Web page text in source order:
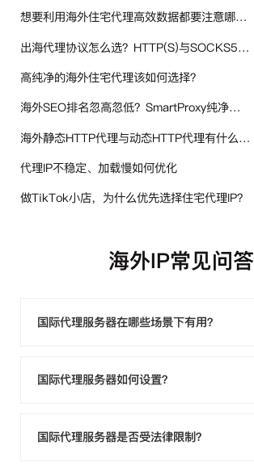
想要利用海外住宅代理高效数据都要注意哪些地方？
出海代理协议怎么选？HTTP(S)与SOCKS5核心差异与选型技巧
高纯净的海外住宅代理该如何选择？
海外SEO排名忽高忽低？SmartProxy纯净住宅IP助力站点权重稳定
海外静态HTTP代理与动态HTTP代理有什么不同？
代理IP不稳定、加载慢如何优化
做TikTok小店，为什么优先选择住宅代理IP？
海外IP常见问答
国际代理服务器在哪些场景下有用？
国际代理服务器如何设置？
国际代理服务器是否受法律限制？